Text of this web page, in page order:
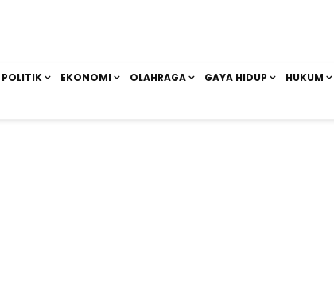
POLITIK EKONOMI OLAHRAGA GAYA HIDUP HUKUM